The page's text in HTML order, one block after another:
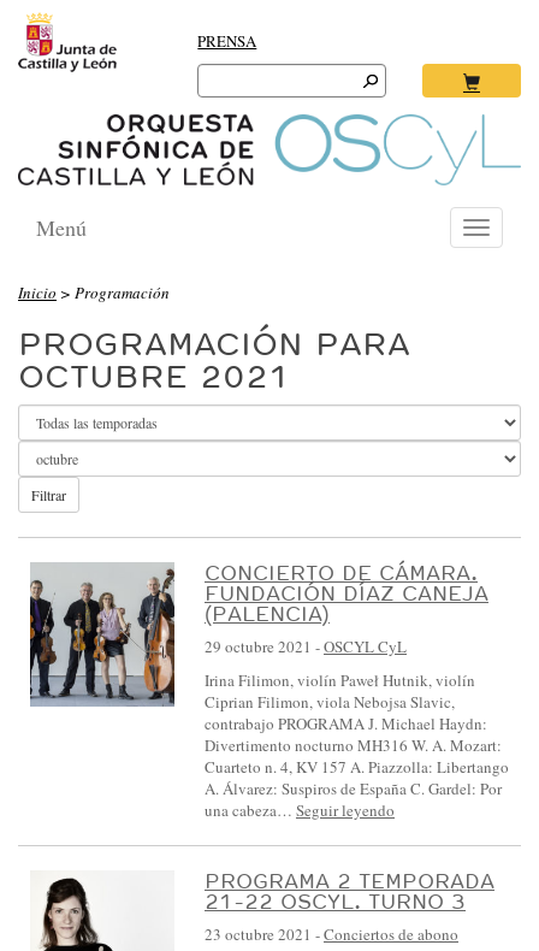
PRENSA
Search
for:
Toggle
Menú
O
R
Q
U
E
S
T
A
S
N
F
Ó
N
D
Inicio > Programación
PROGRAMACIÓN PARA
OCTUBRE 2021
Filtrar
CONCIERTO DE CÁMARA.
FUNDACIÓN DÍAZ CANEJA
(PALENCIA)
29 octubre 2021 -OSCYL CyL
Irina Filimon, violín Paweł Hutnik, violín
Ciprian Filimon, viola Nebojsa Slavic,
contrabajo PROGRAMA J. Michael Haydn:
Divertimento nocturno MH316 W. A. Mozart:
Cuarteto n. 4, KV 157 A. Piazzolla: Libertango
A. Álvarez: Suspiros de España C. Gardel: Por
una cabeza… Seguir leyendo
PROGRAMA 2 TEMPORADA
21-22 OSCYL. TURNO 3
23 octubre 2021 -Conciertos de abono